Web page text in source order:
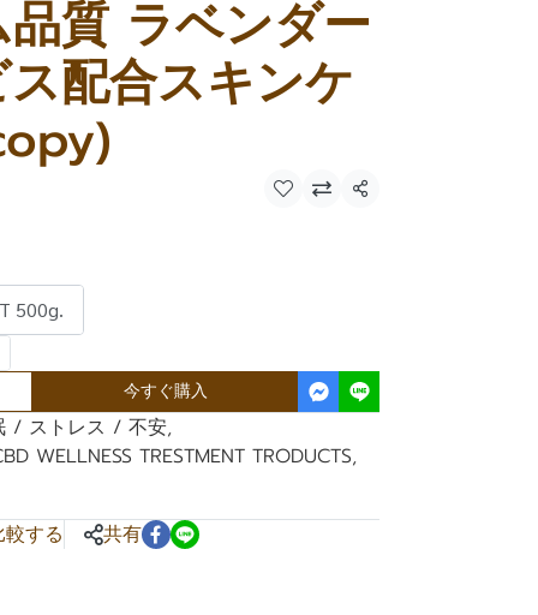
質 ラベンダー
配合スキンケ
共有
500g.
今すぐ購入
/ ストレス / 不安,
WELLNESS TRESTMENT TRODUCTS,
較する 共有